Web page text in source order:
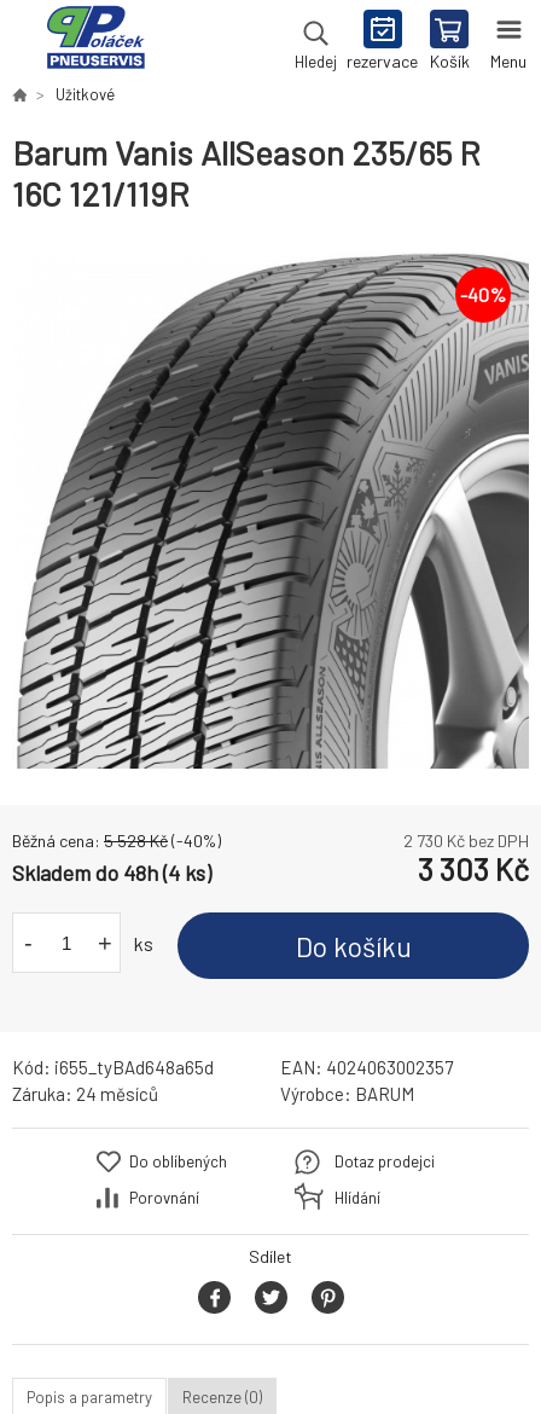
Hledej rezervace Košík Menu
Užitkové
Barum Vanis AllSeason 235/65 R
16C 121/119R
-40%
Běžná cena: 5 528Kč(-40%) 2 730 Kč bez DPH
Skladem do 48h (4 ks) 3 303 Kč
- + ks Do košíku
Kód: i655_tyBAd648a65d EAN: 4024063002357
Záruka: 24 měsíců Výrobce: BARUM
Do oblíbených
Porovnání
Dotaz prodejci
Hlídání
Sdílet
Popis a parametry Recenze (0)